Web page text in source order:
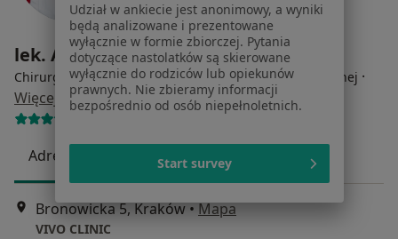
lek. Agnieszka Moncznik
Chirurg, Lekarz wykonujący zabiegi medycyny estetycznej ·
Więcej
150 opinii
Adres 1
Bronowicka 5, Kraków•Mapa
VIVO CLINIC
Udział w ankiecie jest anonimowy, a wyniki
będą analizowane i prezentowane
wyłącznie w formie zbiorczej. Pytania
dotyczące nastolatków są skierowane
wyłącznie do rodziców lub opiekunów
prawnych. Nie zbieramy informacji
bezpośrednio od osób niepełnoletnich.
Start survey